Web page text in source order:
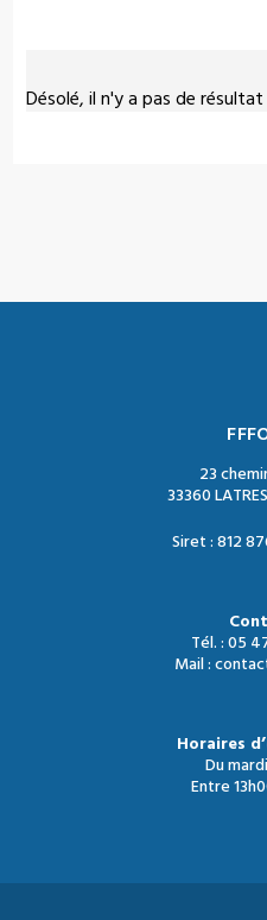
Désolé, il n'y a pas de
23
33360
Siret : 812
Tél. : 05
Mail :
Horaires
Du
Entre